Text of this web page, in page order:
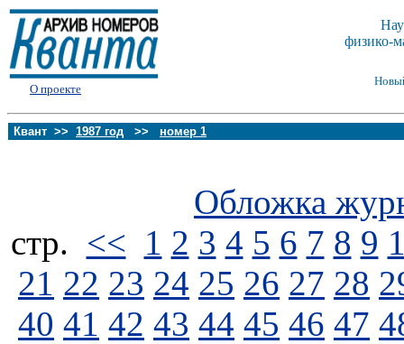
О проекте
физико-
Квант >> 1987 год >> номер 1
Обложка
стp. << 1 2 3 4 5 6 7 8 9
21 22 23 24 25 26 27 28
40 41 42 43 44 45 46 47